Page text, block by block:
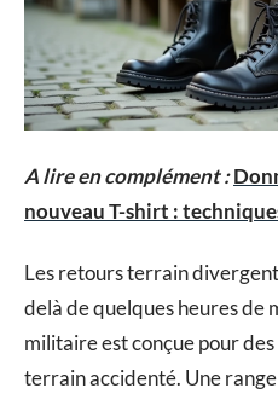
A lire en complément :
nouveau T-shirt :
Les retours terrain
delà de quelques heures de
militaire est conçue pour
terrain accidenté. Une